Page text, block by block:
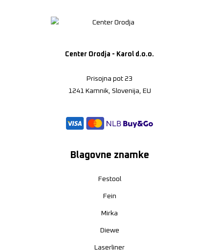
Center Orodja - Karol d.o.o.
Prisojna pot 23
1241 Kamnik, Slovenija, EU
Blagovne znamke
Festool
Fein
Mirka
Diewe
Laserliner